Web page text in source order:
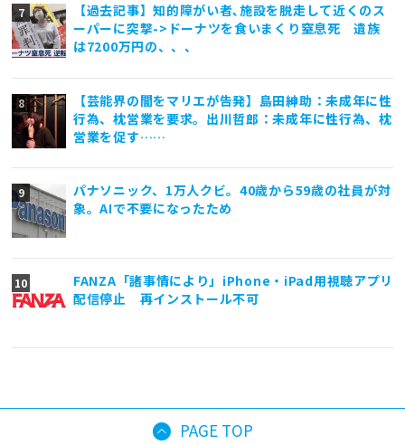
【過去記事】知的障がい者､施設を脱走して近くのス
ーパーに突撃->ドーナツを食いまくり窒息死 遺族
は7200万円の、、、
【芸能界の闇をマリエが告発】島田紳助：未成年に性
行為、枕営業を要求。出川哲郎：未成年に性行為、枕
営業を促す……
パナソニック、1万人クビ。40歳から59歳の社員が対
象。AIで不要になったため
FANZA「諸事情により」iPhone・iPad用視聴アプリ
配信停止 再インストール不可
PAGE TOP